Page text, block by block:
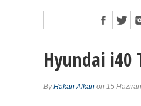
Hyundai i40
ByHakan Alkan on 15